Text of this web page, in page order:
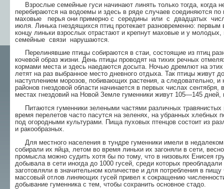
Взрослые семейные гуси начинают линять толь­ко тогда, когда
перебираются на водоемы и здесь в ряде случаев
маховые перья они примерно с середины или с двадцатых
июля. Линька гнездящихся птиц протекает раз­новременно:
концу линьки взрослых отрастают и крепнут маховые и у
семей­ные связи нарушаются.
Перелинявшие птицы собираются в стаи, состоя­щие из птиц
кочевой образ жизни. День птицы проводят на тихих речных
кормами места и здесь наедаются досыта. Ночью дремлют на
летят на раз выбранное место дневного отдыха. Так птицы живут
наступлением морозов, побиваю­щих растения, а следовательно,
районов гнез­довой области начинается в первых числах
местах гнездовий на Новой Земле гумен­ники живут 105—145
Питаются гуменники зелеными частями различ­ных травянистых
время перелетов часто пасутся на зеленях, на убранных
под огород­ными культурами. Пища пуховых птенцов состо­ит из
и ракообразных.
Для местного населения в тундре гуменники имели в
собирали их яйца, летом во время линьки их загоняли в сети,
промысла можно судить хотя бы по тому, что в низовьях Енисея
добывала в сети иногда до 1000 гусей, среди которых
заготовляли в значительном количестве и для потребления в
массовый отлов линяющих гусей привел к сокращению
добывание гуменника с тем, чтобы сохранить основное стадо.